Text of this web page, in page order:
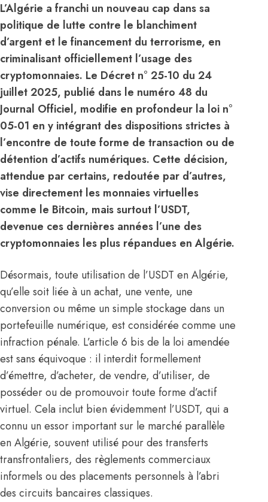
L’Algérie a franchi un nouveau cap dans sa
politique de lutte contre le blanchiment
d’argent et le financement du terrorisme, en
criminalisant officiellement l’usage des
cryptomonnaies. Le Décret n° 25-10 du 24
juillet 2025, publié dans le numéro 48 du
Journal Officiel, modifie en profondeur la loi n°
05-01 en y intégrant des dispositions strictes à
l’encontre de toute forme de transaction ou de
détention d’actifs numériques. Cette décision,
attendue par certains, redoutée par d’autres,
vise directement les monnaies virtuelles
comme le Bitcoin, mais surtout l’USDT,
devenue ces dernières années l’une des
cryptomonnaies les plus répandues en Algérie.
Désormais, toute utilisation de l’USDT en Algérie,
qu’elle soit liée à un achat, une vente, une
conversion ou même un simple stockage dans un
portefeuille numérique, est considérée comme une
infraction pénale. L’article 6 bis de la loi amendée
est sans équivoque : il interdit formellement
d’émettre, d’acheter, de vendre, d’utiliser, de
posséder ou de promouvoir toute forme d’actif
virtuel. Cela inclut bien évidemment l’USDT, qui a
connu un essor important sur le marché parallèle
en Algérie, souvent utilisé pour des transferts
transfrontaliers, des règlements commerciaux
informels ou des placements personnels à l’abri
des circuits bancaires classiques.